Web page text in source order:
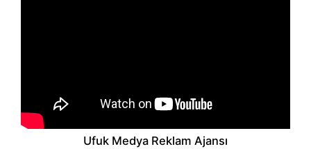
Ufuk Medya Reklam Ajansı